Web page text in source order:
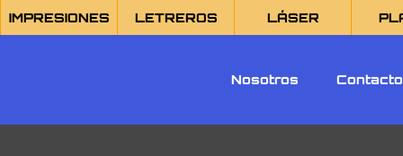
IMPRESIONES LETREROS LÁSER
Nosotros Contacto